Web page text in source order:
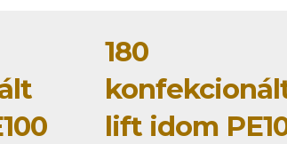
180
lift idom